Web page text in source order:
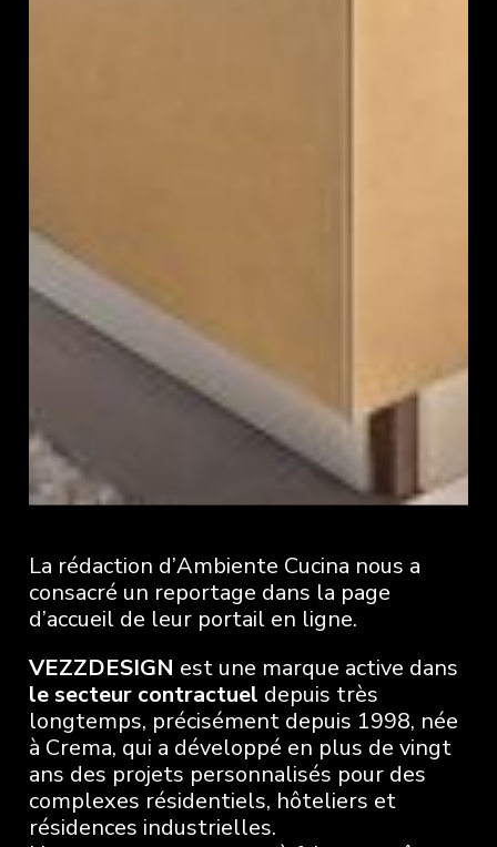
La rédaction d’Ambiente Cucina nous a
consacré un reportage dans la page
d’accueil de leur portail en ligne.
VEZZDESIGN est une marque active dans
le secteur contractuel depuis très
longtemps, précisément depuis 1998, née
à Crema, qui a développé en plus de vingt
ans des projets personnalisés pour des
complexes résidentiels, hôteliers et
résidences industrielles.